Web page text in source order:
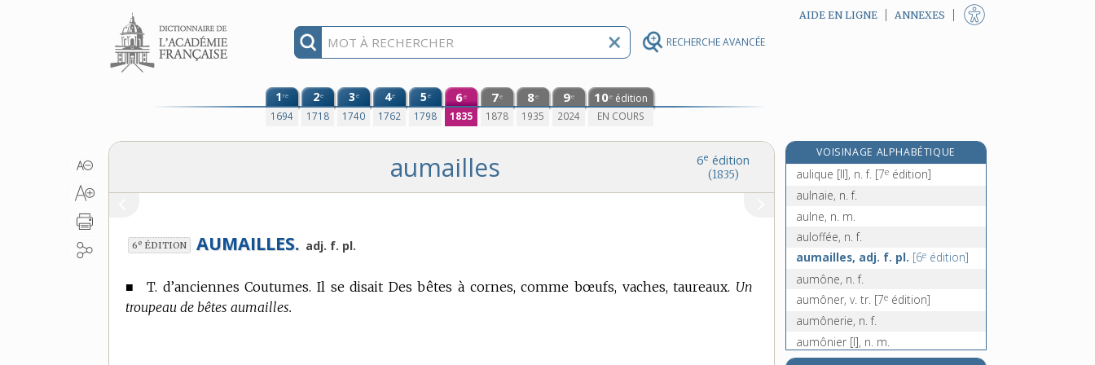
RECHERCHE AVANCÉE
Aller au contenu AIDE EN LIGNE ANNEXES
1re
1694
2e
1718
3e
1740
4e
1762
5e
1798
6e
1835
7e
1878
8e
1935
9e
2024
10e édition
EN COURS
6e édition
(1835)
aumailles
6e ÉDITION AUMAILLES. adj. f. pl.
■ T. d’anciennes Coutumes. Il se disait Des bêtes à cornes, comme bœufs, vaches, taureaux. Un
troupeau de bêtes aumailles.
VOISINAGE ALPHABÉTIQUE
aulique [I], adj.
aulique [II], n. f. [7e édition]
aulnaie, n. f.
aulne, n. m.
auloffée, n. f.
aumailles, adj. f. pl. [6e édition]
aumône, n. f.
aumôner, v. tr. [7e édition]
aumônerie, n. f.
aumônier [I], n. m.